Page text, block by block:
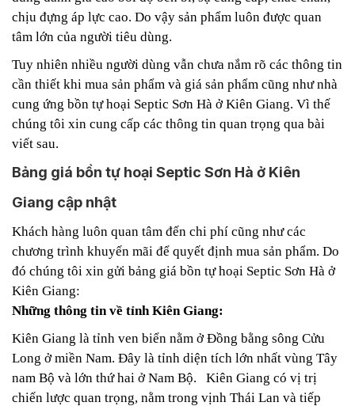
chịu đựng áp lực cao. Do vậy sản phẩm luôn được quan
tâm lớn của người tiêu dùng.
Tuy nhiên nhiều người dùng vẫn chưa nắm rõ các thông tin
cần thiết khi mua sản phẩm và giá sản phẩm cũng như nhà
cung ứng bồn tự hoại Septic Sơn Hà ở Kiên Giang. Vì thế
chúng tôi xin cung cấp các thông tin quan trọng qua bài
viết sau.
Bảng giá bồn tự hoại Septic Sơn Hà ở Kiên
Giang cập nhật
Khách hàng luôn quan tâm đến chi phí cũng như các
chương trình khuyến mãi để quyết định mua sản phẩm. Do
đó chúng tôi xin gửi bảng giá bồn tự hoại Septic Sơn Hà ở
Kiên Giang:
Những thông tin về tỉnh Kiên Giang:
Kiên Giang là tỉnh ven biển nằm ở Đồng bằng sông Cửu
Long ở miền Nam. Đây là tỉnh diện tích lớn nhất vùng Tây
nam Bộ và lớn thứ hai ở Nam Bộ.
Kiên Giang có vị trị
chiến lược quan trọng, nằm trong vịnh Thái Lan và tiếp